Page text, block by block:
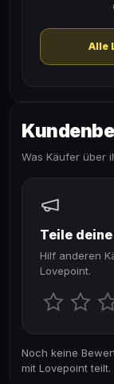
Alle
Was Käufer über
Teile
Hilf anderen
Lovepoint.
Noch keine
mit Lovepoint teilt.